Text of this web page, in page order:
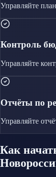
Управляйте
Контроль
Управляйте
Отчёты по
Управляйте
Как